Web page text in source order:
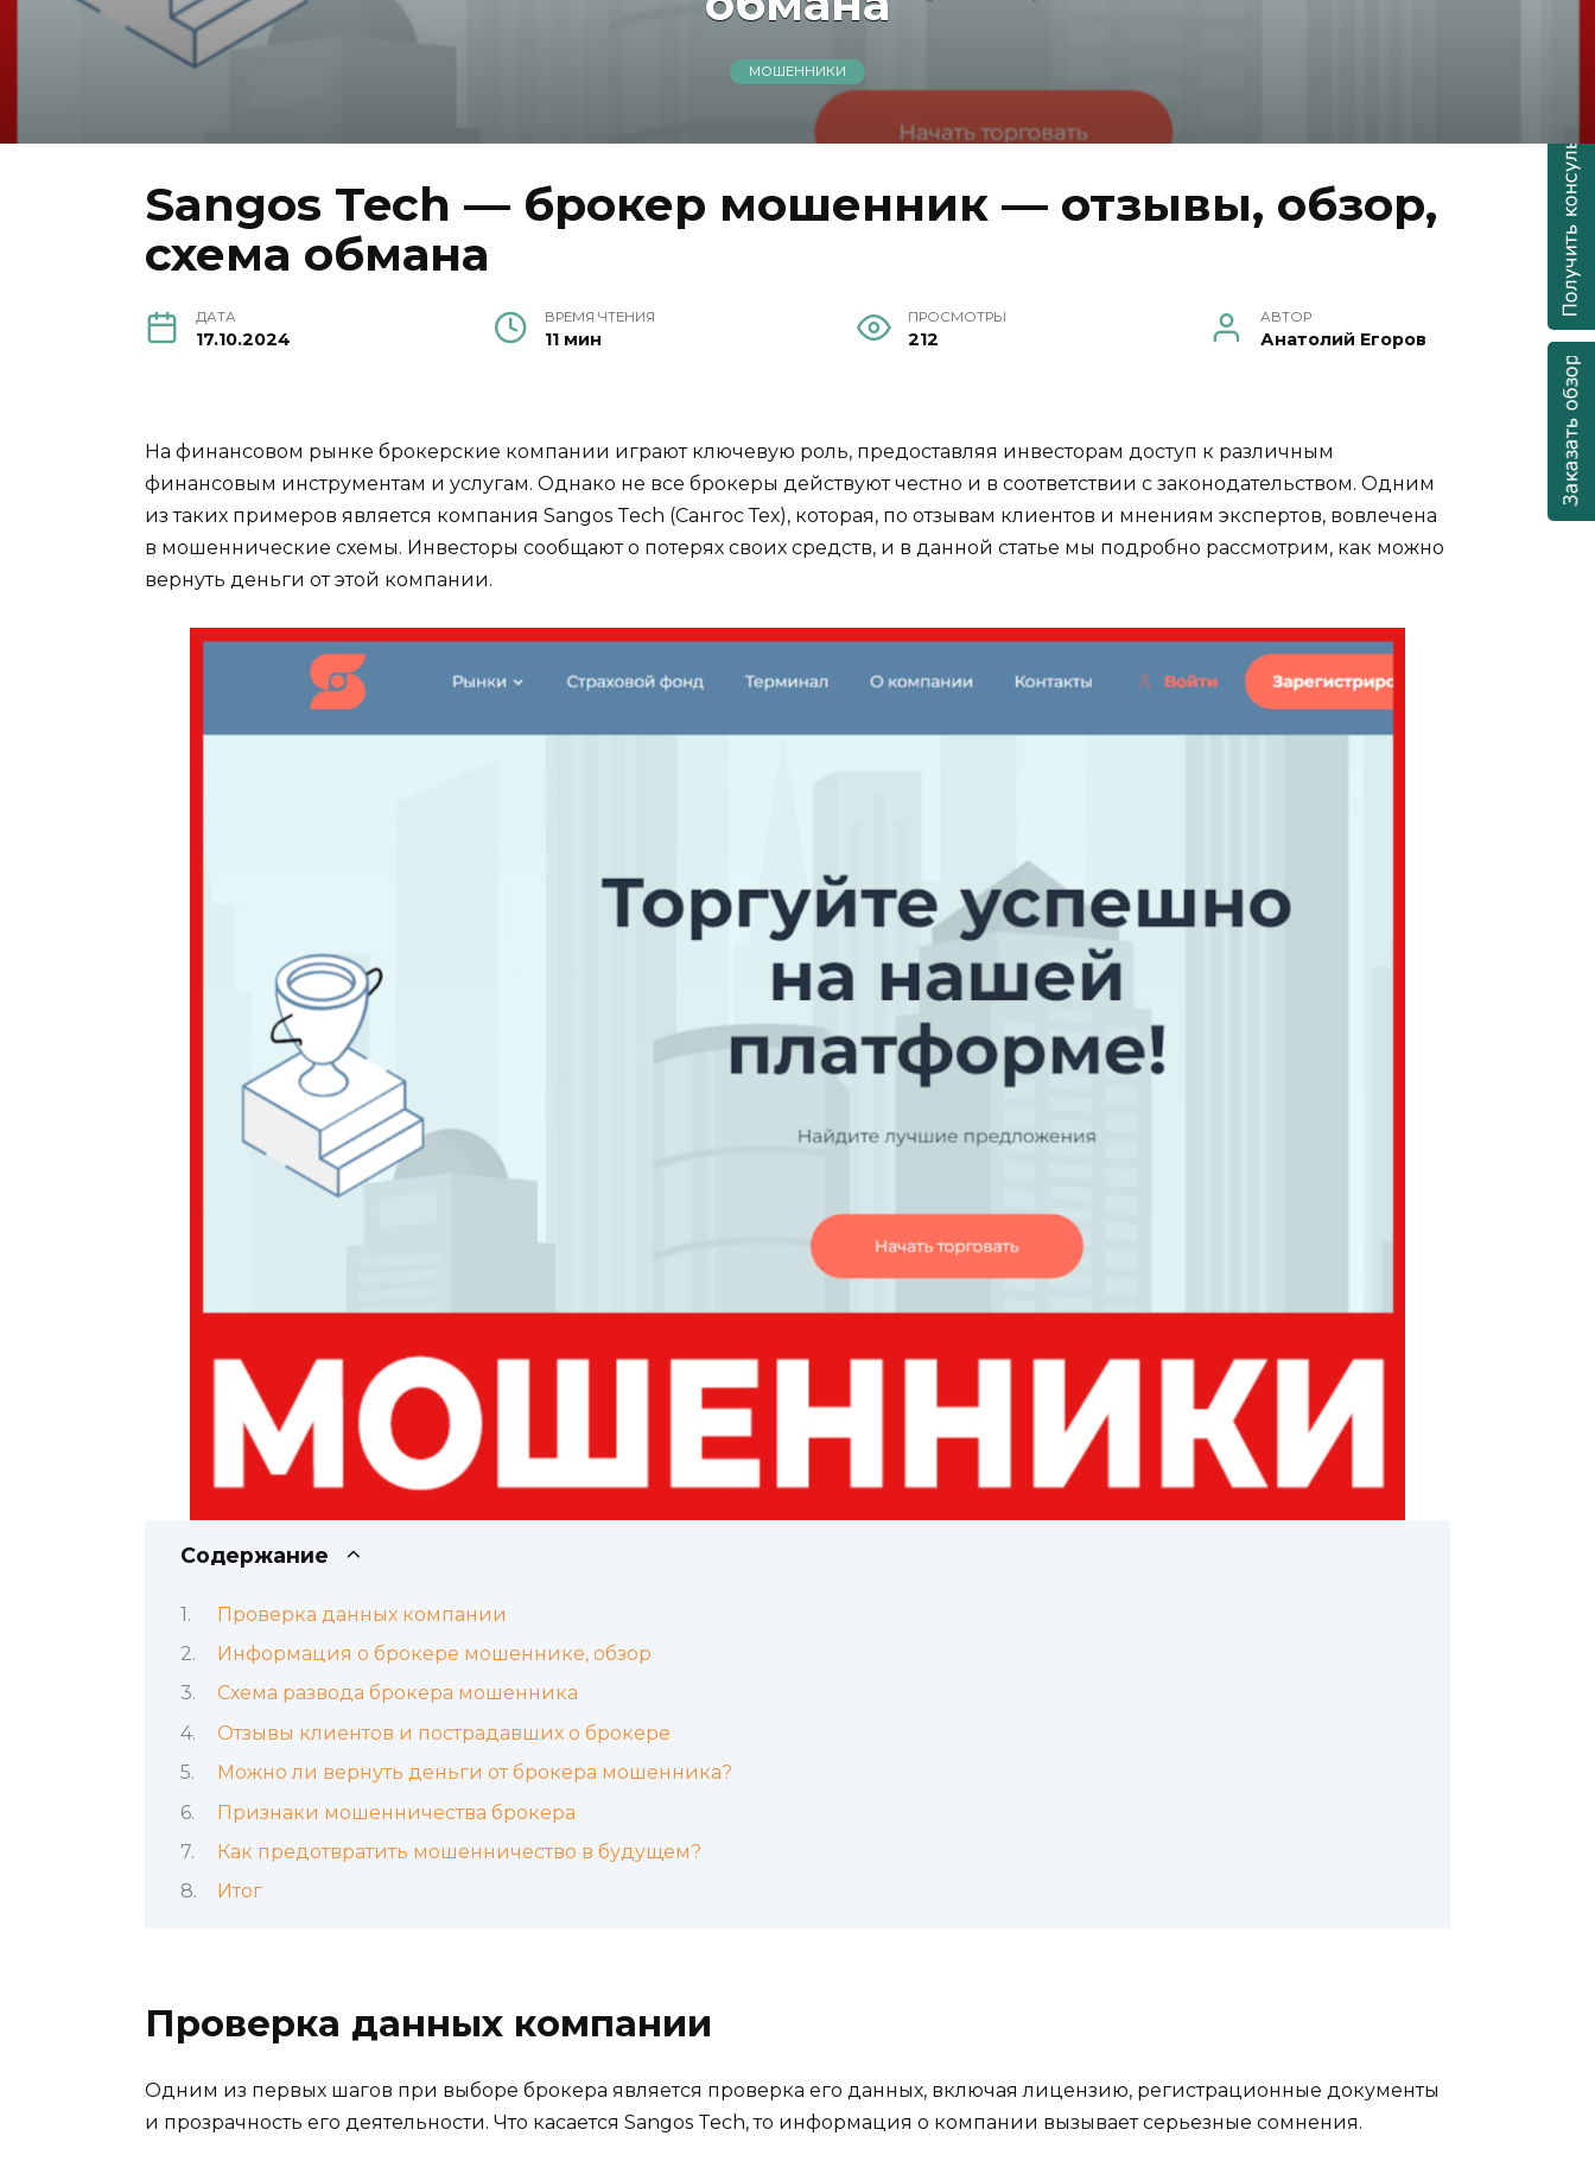
МОШЕННИКИ
Sangos Tech — брокер мошенник — отзывы, обзор,
схема обмана
ДАТА
17.10.2024
ВРЕМЯ ЧТЕНИЯ
11 мин
ПРОСМОТРЫ
212
АВТОР
Анатолий Егоров
На финансовом рынке брокерские компании играют ключевую роль, предоставляя инвесторам доступ к различным
финансовым инструментам и услугам. Однако не все брокеры действуют честно и в соответствии с законодательством. Одним
из таких примеров является компания Sangos Tech (Сангос Тех), которая, по отзывам клиентов и мнениям экспертов, вовлечена
в мошеннические схемы. Инвесторы сообщают о потерях своих средств, и в данной статье мы подробно рассмотрим, как можно
вернуть деньги от этой компании.
Содержание
Проверка данных компании
Информация о брокере мошеннике, обзор
Схема развода брокера мошенника
Отзывы клиентов и пострадавших о брокере
Можно ли вернуть деньги от брокера мошенника?
Признаки мошенничества брокера
Как предотвратить мошенничество в будущем?
Итог
Проверка данных компании
Одним из первых шагов при выборе брокера является проверка его данных, включая лицензию, регистрационные документы
и прозрачность его деятельности. Что касается Sangos Tech, то информация о компании вызывает серьезные сомнения.